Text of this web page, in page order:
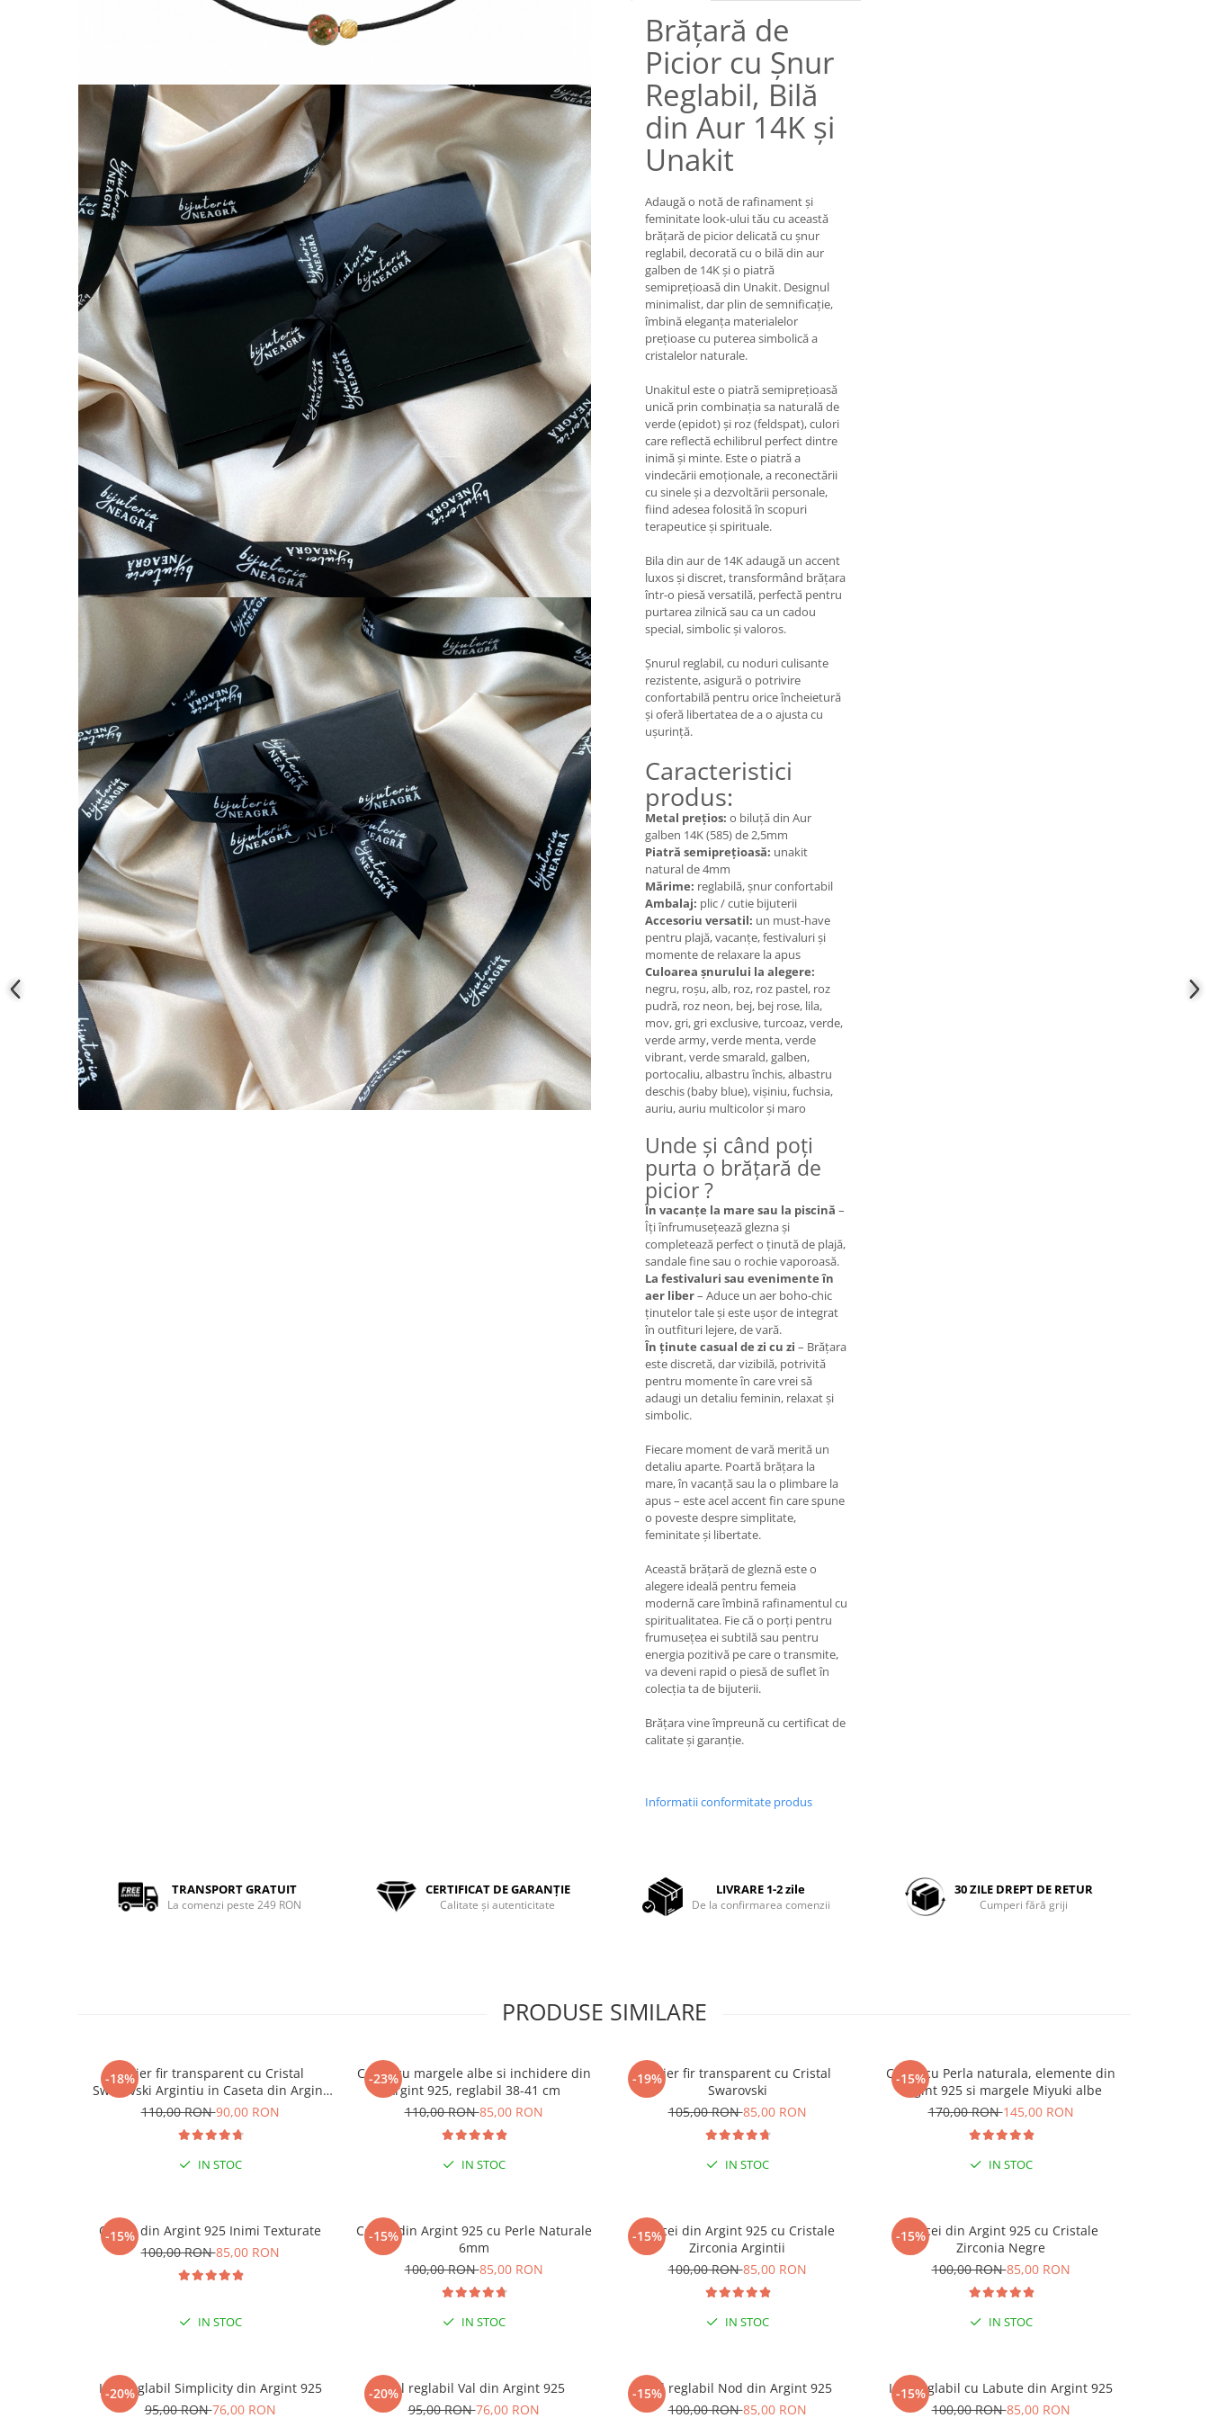
Lănțișoare cu Pietre Naturale
Lănțișoare Argint Diverse
COLIERE CU PERLE
Coliere cu Perle Naturale
Coliere cu Perle Preciosa
COLIERE ȘNUR REGLABIL
Coliere cu Inimioare
Coliere cu Cruce
Coliere cu Stea
Coliere cu Soare
Coliere cu Semilună
Coliere cu Zodii
Coliere cu Flori
Coliere cu Animale
Coliere cu Molecule
Coliere Diverse
BRĂȚĂRI CU ȘNUR REGLABIL
Brățări din Aur cu șnur reglabil
Brățări din Argint cu șnur reglabil
BRĂȚĂRI CU PIETRE SEMIPREȚIOASE
Brățări din Aur cu pietre
Brățări elastice cu pietre
semiprețioase
BRĂȚĂRI DE PICIOR
Brățări de picior din Aur
Brățări de picior din Argint
Coliere cu mărgele colorate și
Coliere cu pietre semiprețioase
Brățară de
Picior cu Șnur
Reglabil, Bilă
din Aur 14K și
Unakit
Adaugă o notă de rafinament și
feminitate look-ului tău cu această
brățară de picior delicată cu șnur
reglabil, decorată cu o bilă din aur
galben de 14K și o piatră
semiprețioasă din Unakit. Designul
minimalist, dar plin de semnificație,
îmbină eleganța materialelor
prețioase cu puterea simbolică a
cristalelor naturale.
Unakitul este o piatră semiprețioasă
unică prin combinația sa naturală de
verde (epidot) și roz (feldspat), culori
care reflectă echilibrul perfect dintre
inimă și minte. Este o piatră a
vindecării emoționale, a reconectării
cu sinele și a dezvoltării personale,
fiind adesea folosită în scopuri
terapeutice și spirituale.
Bila din aur de 14K adaugă un accent
luxos și discret, transformând brățara
într-o piesă versatilă, perfectă pentru
purtarea zilnică sau ca un cadou
special, simbolic și valoros.
Șnurul reglabil, cu noduri culisante
rezistente, asigură o potrivire
confortabilă pentru orice încheietură
și oferă libertatea de a o ajusta cu
ușurință.
Caracteristici
produs:
Metal prețios: o biluță din Aur
galben 14K (585) de 2,5mm
Piatră semiprețioasă: unakit
natural de 4mm
Mărime: reglabilă, șnur confortabil
Ambalaj: plic / cutie bijuterii
Accesoriu versatil: un must-have
pentru plajă, vacanțe, festivaluri și
momente de relaxare la apus
Culoarea șnurului la alegere:
negru, roșu, alb, roz, roz pastel, roz
pudră, roz neon, bej, bej rose, lila,
mov, gri, gri exclusive, turcoaz, verde,
verde army, verde menta, verde
vibrant, verde smarald, galben,
portocaliu, albastru închis, albastru
deschis (baby blue), vișiniu, fuchsia,
auriu, auriu multicolor și maro
Unde și când poți
purta o brățară de
picior ?
În vacanțe la mare sau la piscină –
Îți înfrumusețează glezna și
completează perfect o ținută de plajă,
sandale fine sau o rochie vaporoasă.
La festivaluri sau evenimente în
aer liber– Aduce un aer boho-chic
ținutelor tale și este ușor de integrat
în outfituri lejere, de vară.
În ținute casual de zi cu zi – Brățara
este discretă, dar vizibilă, potrivită
pentru momente în care vrei să
adaugi un detaliu feminin, relaxat și
simbolic.
Fiecare moment de vară merită un
detaliu aparte. Poartă brățara la
mare, în vacanță sau la o plimbare la
apus – este acel accent fin care spune
o poveste despre simplitate,
feminitate și libertate.
Această brățară de gleznă este o
alegere ideală pentru femeia
modernă care îmbină rafinamentul cu
spiritualitatea. Fie că o porți pentru
frumusețea ei subtilă sau pentru
energia pozitivă pe care o transmite,
va deveni rapid o piesă de suflet în
colecția ta de bijuterii.
Brățara vine împreună cu certificat de
calitate și garanție.
Informatii conformitate produs
TRANSPORT GRATUIT
La comenzi peste 249 RON
CERTIFICAT DE GARANȚIE
Calitate și autenticitate
LIVRARE 1-2 zile
De la confirmarea comenzii
30 ZILE DREPT DE RETUR
Cumperi fără griji
PRODUSE SIMILARE
-18%
Colier fir transparent cu Cristal
Swarovski Argintiu in Caseta din Argint
925
110,00 RON90,00 RON
IN STOC
-23%
ESENȚIAL VARA ACEASTA
Colier cu margele albe si inchidere din
Argint 925, reglabil 38-41 cm
110,00 RON85,00 RON
IN STOC
-19%
Colier fir transparent cu Cristal
Swarovski
105,00 RON85,00 RON
IN STOC
-15%
ESENȚIAL VARA ACEASTA
Colier cu Perla naturala, elemente din
Argint 925 si margele Miyuki albe
170,00 RON145,00 RON
IN STOC
-15%
Cercei din Argint 925 Inimi Texturate
100,00 RON85,00 RON
IN STOC
-15%
Cercei din Argint 925 cu Perle Naturale
6mm
100,00 RON85,00 RON
IN STOC
-15%
Cercei din Argint 925 cu Cristale
Zirconia Argintii
100,00 RON85,00 RON
IN STOC
-15%
Cercei din Argint 925 cu Cristale
Zirconia Negre
100,00 RON85,00 RON
IN STOC
-20%
Inel reglabil Simplicity din Argint 925
95,00 RON76,00 RON
-20%Inel reglabil Val din Argint 925
95,00 RON76,00 RON
-15%
Inel reglabil Nod din Argint 925
100,00 RON85,00 RON
-15%
Inel reglabil cu Labute din Argint 925
100,00 RON85,00 RON